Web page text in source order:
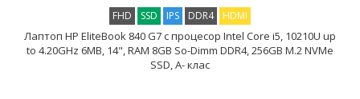
FHD SSD IPS DDR4 HDMI
Лаптоп HP EliteBook 840 G7 с процесор Intel Core i5, 10210U up
to 4.20GHz 6MB, 14", RAM 8GB So-Dimm DDR4, 256GB M.2 NVMe
SSD, A- клас